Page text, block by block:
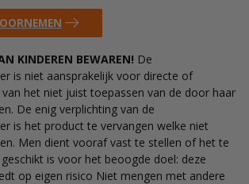
KINDEREN BEWAREN! De
is niet aansprakelijk voor directe of
het niet juist toepassen van de door haar
De enig verplichting van de
is het product te vervangen welke niet
Men dient vooraf vast te stellen of het te
is voor het beoogde doel: deze
op eigen risico Niet mengen met andere